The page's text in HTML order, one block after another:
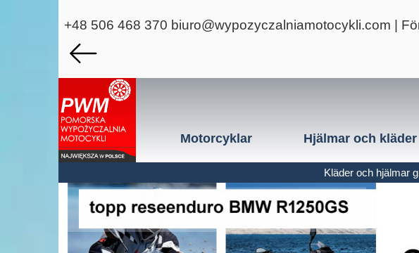
+48 506 468 370 biuro@wypozyczalniamotocykli.com
|
Motorcyklar Hjälmar och kläder
Kläder och hjälmar gratis för 2